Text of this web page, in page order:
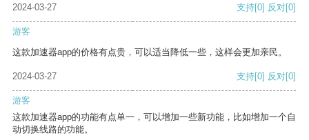
2024-03-27 支持[0] 反对[0]
游客
这款加速器app的价格有点贵，可以适当降低一些，这样会更加亲民。
2024-03-27 支持[0] 反对[0]
游客
这款加速器app的功能有点单一，可以增加一些新功能，比如增加一个自
动切换线路的功能。